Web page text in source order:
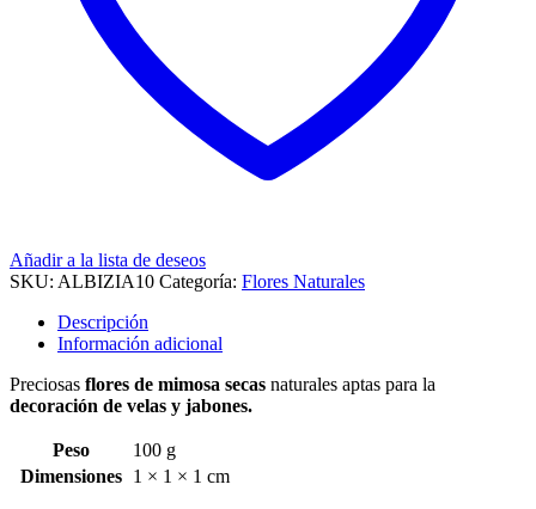
Añadir a la lista de deseos
SKU: ALBIZIA10 Categoría: Flores Naturales
Descripción
Información adicional
Preciosas flores de mimosa secas naturales aptas para la
decoración de velas y jabones.
Peso
100 g
Dimensiones
1 × 1 × 1 cm